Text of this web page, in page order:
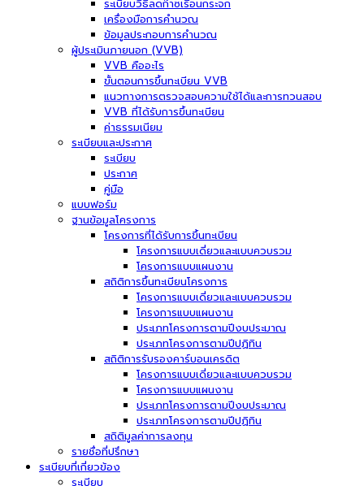
ระเบียบวิธีลดก๊าซเรือนกระจก
เครื่องมือการคำนวณ
ข้อมูลประกอบการคำนวณ
ผู้ประเมินภายนอก (VVB)
VVB คืออะไร
ขั้นตอนการขึ้นทะเบียน VVB
แนวทางการตรวจสอบความใช้ได้และการทวนสอบ
VVB ที่ได้รับการขึ้นทะเบียน
ค่าธรรมเนียม
ระเบียบและประกาศ
ระเบียบ
ประกาศ
คู่มือ
แบบฟอร์ม
ฐานข้อมูลโครงการ
โครงการที่ได้รับการขึ้นทะเบียน
โครงการแบบเดี่ยวและแบบควบรวม
โครงการแบบแผนงาน
สถิติการขึ้นทะเบียนโครงการ
โครงการแบบเดี่ยวและแบบควบรวม
โครงการแบบแผนงาน
ประเภทโครงการตามปีงบประมาณ
ประเภทโครงการตามปีปฏิทิน
สถิติการรับรองคาร์บอนเครดิต
โครงการแบบเดี่ยวและแบบควบรวม
โครงการแบบแผนงาน
ประเภทโครงการตามปีงบประมาณ
ประเภทโครงการตามปีปฏิทิน
สถิติมูลค่าการลงทุน
รายชื่อที่ปรึกษา
ระเบียบที่เกี่ยวข้อง
ระเบียบ